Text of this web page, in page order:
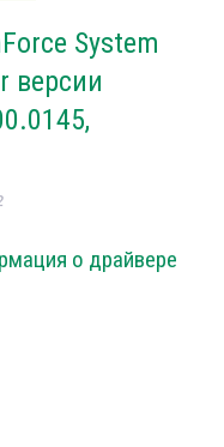
System
версии
о драйвере